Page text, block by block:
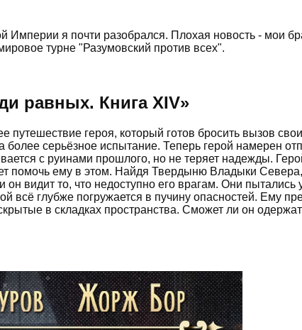
Империи я почти разобрался. Плохая новость - мои
турне "Разумовский против всех".
равных. Книга XIV»
героя, который готов бросить вызов
более серьёзное испытание. Теперь герой намерен
с руинами прошлого, но не теряет надежды.
помочь ему в этом. Найдя Твердыню Владыки
он видит то, что недоступно его врагам. Они
всё глубже погружается в пучину опасностей. Ему
в складках пространства. Сможет ли он